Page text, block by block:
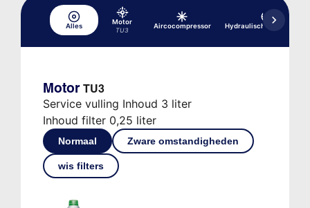
Alles
Motor
TU3
Aircocompressor Hydraulisch remsysteem
Motor TU3
Service vulling Inhoud 3 liter
Inhoud filter 0,25 liter
Normaal Zware omstandigheden
wis filters